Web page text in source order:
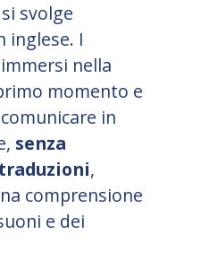
svolge
inglese. I
nella
momento e
in
senza
,
comprensione
e dei